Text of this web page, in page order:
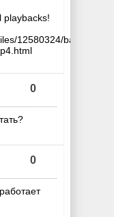
playbacks!
12580324/
0
0